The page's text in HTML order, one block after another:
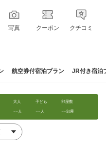
写真 クーポン クチコミ
航空券付宿泊プラン JR付き宿泊
大人
--人
子ども
--人
部屋数
--部屋